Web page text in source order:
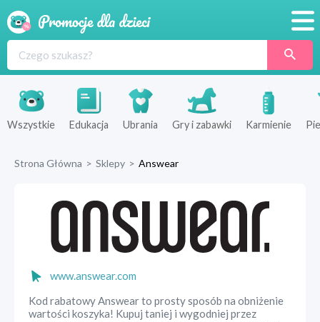
Produkty
Sklepy
Wszystkie Edukacja Ubrania Gry i zabawki Karmienie
Strona Główna > Sklepy > Answear
www.answear.com
Kod rabatowy Answear to prosty sposób na obniżenie
wartości koszyka! Kupuj taniej i wygodniej przez